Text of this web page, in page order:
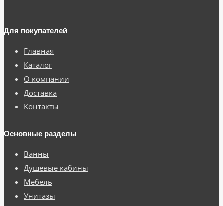
Для покупателей
Главная
Каталог
О компании
Доставка
Контакты
Основные разделы
Ванны
Душевые кабины
Мебель
Унитазы